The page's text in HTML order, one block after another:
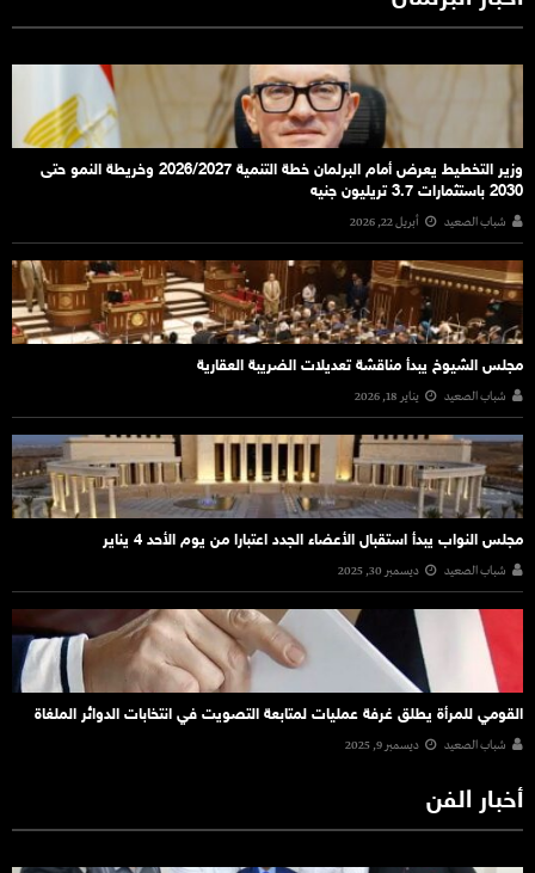
وزير التخطيط يعرض أمام البرلمان خطة التنمية 2026/2027 وخريطة النمو حتى
2030 باستثمارات 3.7 تريليون جنيه
شباب الصعيد أبريل 22, 2026
مجلس الشيوخ يبدأ مناقشة تعديلات الضريبة العقارية
شباب الصعيد يناير 18, 2026
مجلس النواب يبدأ استقبال الأعضاء الجدد اعتبارا من يوم الأحد 4 يناير
شباب الصعيد ديسمبر 30, 2025
القومي للمرأة يطلق غرفة عمليات لمتابعة التصويت في انتخابات الدوائر الملغاة
شباب الصعيد ديسمبر 9, 2025
أخبار الفن